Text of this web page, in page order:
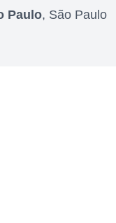
Paulo, São Paulo